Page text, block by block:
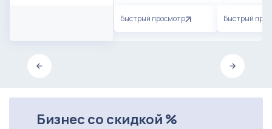
Быстрый просмотр Быстрый
Бизнес со скидкой %